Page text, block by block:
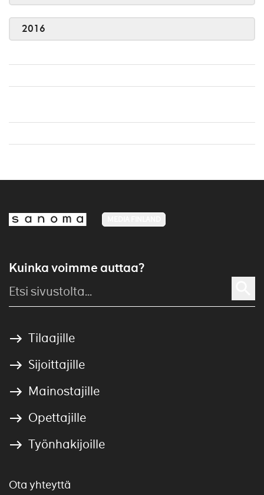
2016
Kuinka voimme auttaa?
Tilaajille
Sijoittajille
Mainostajille
Opettajille
Työnhakijoille
Ota yhteyttä